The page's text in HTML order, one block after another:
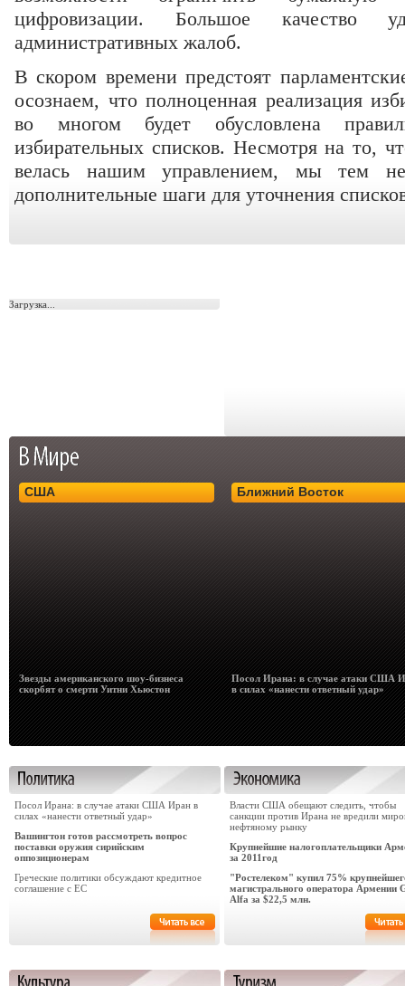
цифровизации. Большое качество
административных жалоб.
В скором времени предстоят
осознаем, что полноценная реализация
во многом будет обусловлена
избирательных списков. Несмотря на то,
велась нашим управлением, мы тем
дополнительные шаги для уточнения
Загрузка...
США
Звезды американского шоу-бизнеса
скорбят о смерти Уитни Хьюстон
Ближний Восток
Посол Ирана: в случае атаки США
в силах «нанести ответный удар»
Посол Ирана: в случае атаки США Иран в
силах «нанести ответный удар»
Вашингтон готов рассмотреть вопрос
поставки оружия сирийским
оппозиционерам
Греческие политики обсуждают кредитное
соглашение с ЕС
Власти США обещают следить, чтобы
санкции против Ирана не вредили
нефтяному рынку
Крупнейшие налогоплательщики
за 2011год
"Ростелеком" купил 75%
магистрального оператора Армении
Alfa за $22,5 млн.